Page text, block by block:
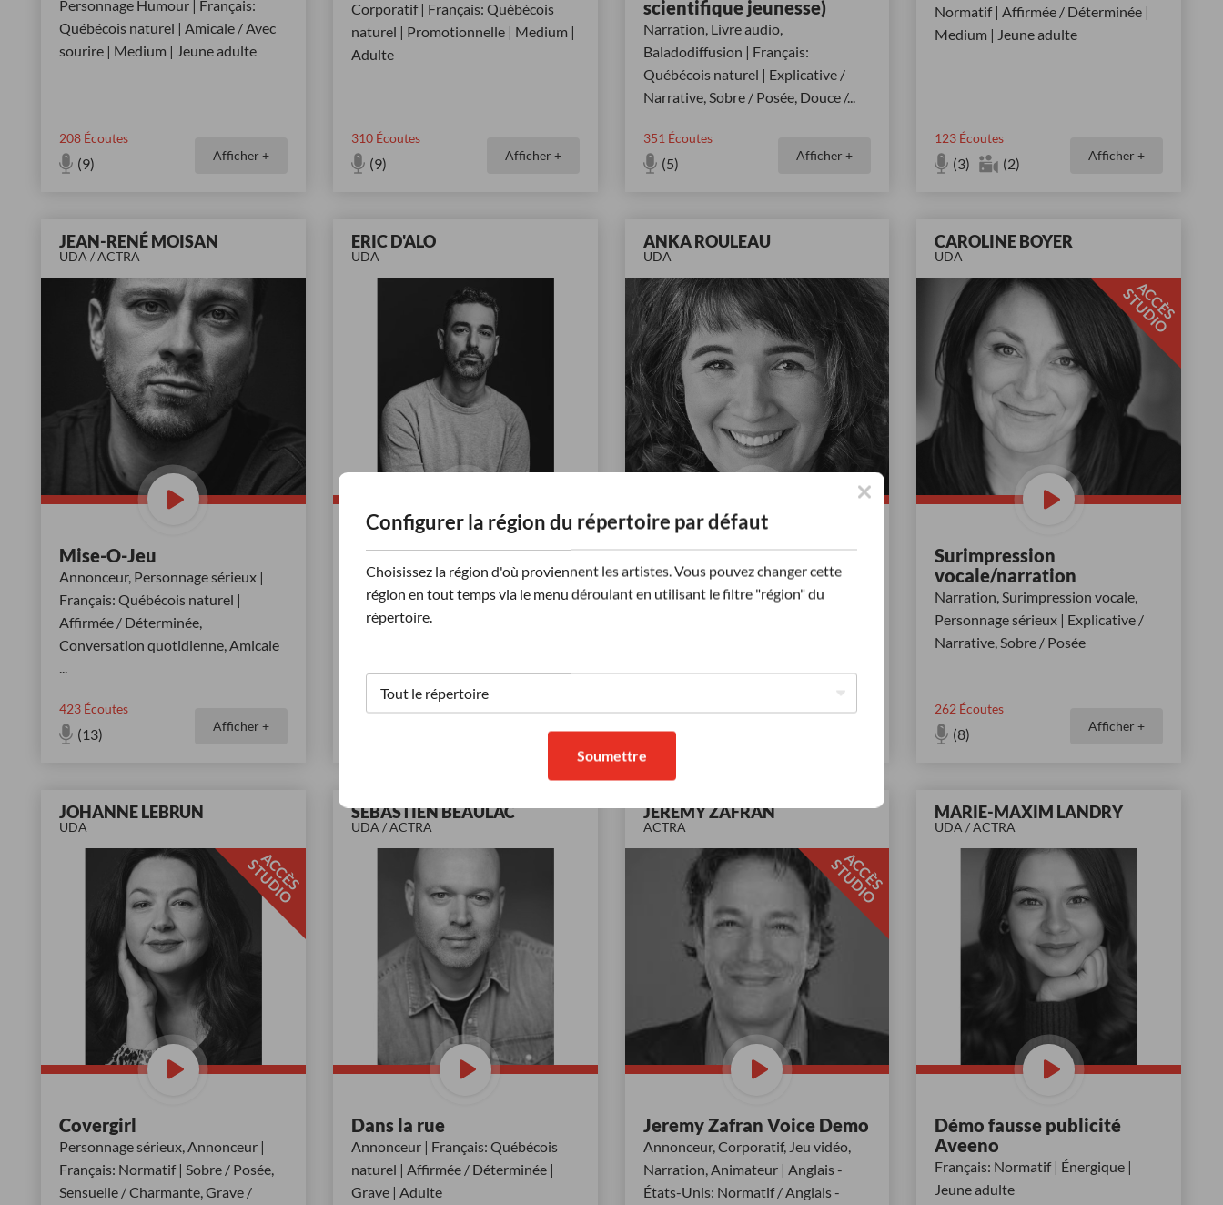
Configurer la région du répertoire par défaut
Choisissez la région d'où proviennent les artistes. Vous pouvez changer cette
région en tout temps via le menu déroulant en utilisant le filtre "région" du
répertoire.
Soumettre
Personnage Humour | Français:
Québécois naturel | Amicale / Avec
sourire | Medium | Jeune adulte
208 Écoutes
(9) Afficher +
Corporatif | Français: Québécois
naturel | Promotionnelle | Medium |
Adulte
310Écoutes
(9) Afficher +
scientifique jeunesse)
Narration, Livre audio,
Baladodiffusion | Français:
Québécois naturel | Explicative /
Narrative, Sobre / Posée, Douce /...
351Écoutes
(5) Afficher +
Normatif | Affirmée / Déterminée |
Medium | Jeune adulte
123 Écoutes
(3) (2) Afficher +
JEAN-RENÉ MOISAN
UDA / ACTRA
Mise-O-Jeu
Annonceur, Personnage sérieux |
Français: Québécois naturel |
Affirmée / Déterminée,
Conversation quotidienne, Amicale
...
423 Écoutes
(13) Afficher +
ERIC D'ALO
UDA
Le vétérinaire de Bondi
Beach
Surimpression vocale | Français:
Normatif | Énergique | Aigü,
Écoutes
ANKA ROULEAU
UDA
Laura Secord Lapin de
Pâques
Annonceur | Amicale / Avec sourire,
221Écoutes
(3)
CAROLINE BOYER
UDA
A
C
C
È
S
S
T
U
D
I
O
Surimpression
vocale/narration
Narration, Surimpression vocale,
Personnage sérieux | Explicative /
Narrative, Sobre / Posée
262 Écoutes
(8) Afficher +
JOHANNE LEBRUN
UDA
A
C
C
È
S
S
T
U
D
I
O
Covergirl
Personnage sérieux, Annonceur |
Français: Normatif | Sobre / Posée,
Sensuelle / Charmante, Grave /
SÉBASTIEN BEAULAC
UDA / ACTRA
Dans la rue
Annonceur | Français: Québécois
naturel | Affirmée / Déterminée |
Grave | Adulte
JEREMY ZAFRAN
ACTRA
A
C
C
È
S
S
T
U
D
I
O
Jeremy Zafran Voice Demo
Annonceur, Corporatif, Jeu vidéo,
Narration, Animateur | Anglais -
États-Unis: Normatif / Anglais -
MARIE-MAXIM LANDRY
UDA / ACTRA
Démo fausse publicité
Aveeno
Français: Normatif | Énergique |
Jeune adulte